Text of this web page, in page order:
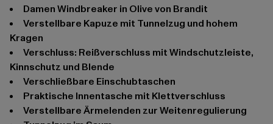
Damen Windbreaker in Olive von Brandit
verstellbare Kapuze mit Tunnelzug und hohem
Kragen
Verschluss: Reißverschluss mit Windschutzleiste,
Kinnschutz und Blende
Verschließbare Einschubtaschen
Praktische Innentasche mit Klettverschluss
Verstellbare Ärmelenden zur Weitenregulierung